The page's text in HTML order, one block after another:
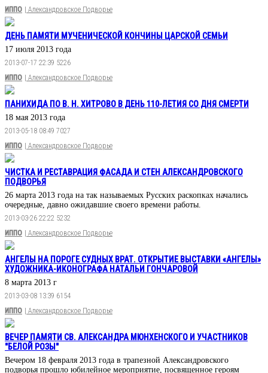
ИППО
| Александровское Подворье
ДЕНЬ ПАМЯТИ МУЧЕНИЧЕСКОЙ КОНЧИНЫ ЦАРСКОЙ СЕМЬИ
17 июля 2013 года
2013-07-17 22:39 5226
ИППО
| Александровское Подворье
ПАНИХИДА ПО В. Н. ХИТРОВО В ДЕНЬ 110-ЛЕТИЯ СО ДНЯ СМЕРТИ
18 мая 2013 года
2013-05-18 08:49 7027
ИППО
| Александровское Подворье
ЧИСТКА И РЕСТАВРАЦИЯ ФАСАДА И СТЕН АЛЕКСАНДРОВСКОГО
ПОДВОРЬЯ
26 марта 2013 года на так называемых Русских раскопках начались
очередные, давно ожидавшие своего времени работы.
2013-03-26 22:22 5232
ИППО
| Александровское Подворье
АНГЕЛЫ НА ПОРОГЕ СУДНЫХ ВРАТ. ОТКРЫТИЕ ВЫСТАВКИ «АНГЕЛЫ»
ХУДОЖНИКА-ИКОНОГРАФА НАТАЛЬИ ГОНЧАРОВОЙ
8 марта 2013 г
2013-03-08 13:39 6154
ИППО
| Александровское Подворье
ВЕЧЕР ПАМЯТИ СВ. АЛЕКСАНДРА МЮНХЕНСКОГО И УЧАСТНИКОВ
"БЕЛОЙ РОЗЫ"
Вечером 18 февраля 2013 года в трапезной Александровского
подворья прошло юбилейное мероприятие, посвященное героям